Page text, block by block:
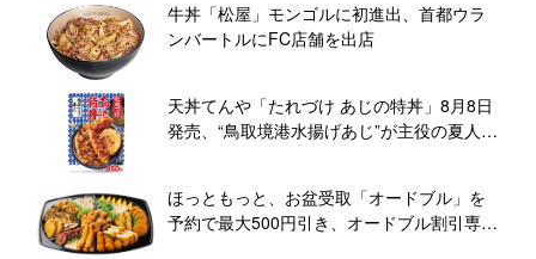
牛丼「松屋」モンゴルに初進出、首都ウラ
ンバートルにFC店舗を出店
天丼てんや「たれづけ あじの特丼」8月8日
発売、“鳥取境港水揚げあじ”が主役の夏人気
ほっともっと、お盆受取「オードブル」を
予約で最大500円引き、オードブル割引専用